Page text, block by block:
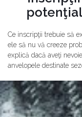
Ce inscripţii trebuie să
ele să nu vă creeze
explică dacă aveţi
anvelopele destinate